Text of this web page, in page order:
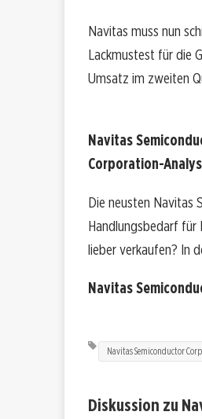
Navitas muss nun
Lackmustest für die
Umsatz im zweiten
Navitas
Corporation-
Die neusten Navitas
Handlungsbedarf für
lieber verkaufen? In
Navitas
Navitas Semiconductor
Diskussion zu